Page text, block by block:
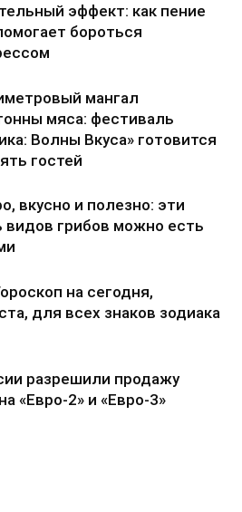
эффект: как пение
бороться
мангал
мяса: фестиваль
Волны Вкуса» готовится
гостей
вкусно и полезно: эти
видов грибов можно есть
на сегодня,
для всех знаков зодиака
разрешили продажу
«Евро-2» и «Евро-3»